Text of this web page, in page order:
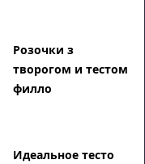
Розочки з
творогом и тестом
филло
Идеальное тесто